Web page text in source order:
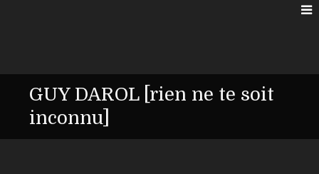
GUY DAROL [rien ne te soit
inconnu]